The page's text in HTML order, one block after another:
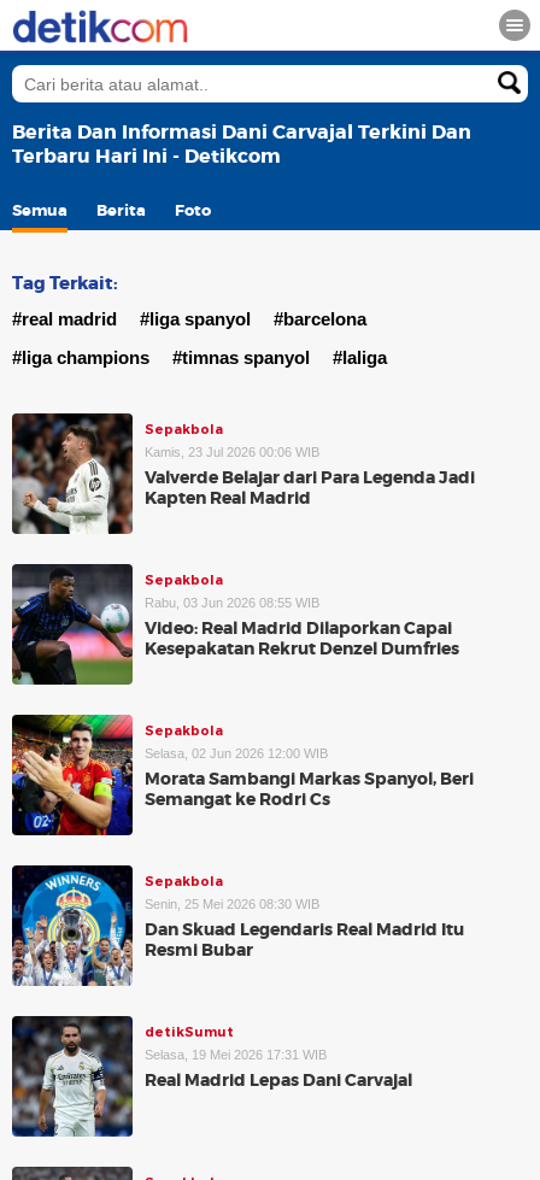
Berita Dan Informasi Dani Carvajal Terkini Dan
Terbaru Hari Ini - Detikcom
Semua Berita Foto
Tag Terkait:
#real madrid #liga spanyol
#barcelona
#liga champions
#timnas spanyol #laliga
Sepakbola
Kamis, 23 Jul 2026 00:06 WIB
Valverde Belajar dari Para Legenda Jadi
Kapten Real Madrid
Sepakbola
Rabu, 03 Jun 2026 08:55 WIB
Video: Real Madrid Dilaporkan Capai
Kesepakatan Rekrut Denzel Dumfries
Sepakbola
Selasa, 02 Jun 2026 12:00 WIB
Morata Sambangi Markas Spanyol, Beri
Semangat ke Rodri Cs
Sepakbola
Senin, 25 Mei 2026 08:30 WIB
Dan Skuad Legendaris Real Madrid Itu
Resmi Bubar
detikSumut
Selasa, 19 Mei 2026 17:31 WIB
Real Madrid Lepas Dani Carvajal